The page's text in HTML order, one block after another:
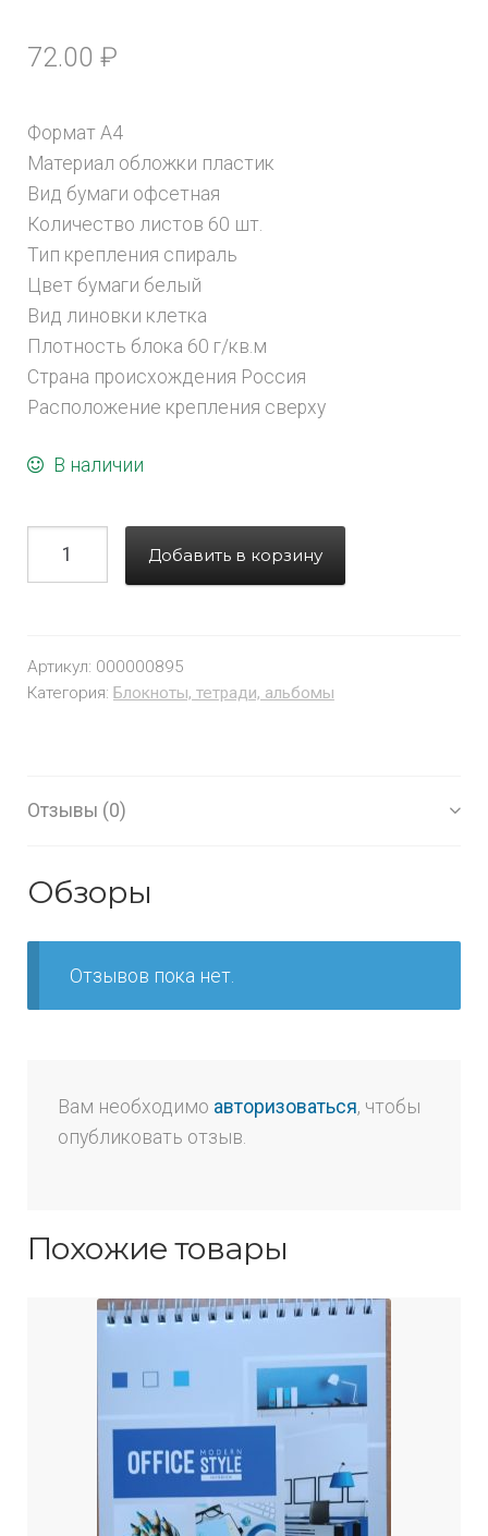
72.00 ₽
Формат А4
Материал обложки пластик
Вид бумаги офсетная
Количество листов 60 шт.
Тип крепления спираль
Цвет бумаги белый
Вид линовки клетка
Плотность блока 60 г/кв.м
Страна происхождения Россия
Расположение крепления сверху
В наличии
Добавить в корзину
Артикул: 000000895
Категория: Блокноты, тетради, альбомы
Отзывы (0)
Обзоры
Отзывов пока нет.
Вам необходимо авторизоваться, чтобы
опубликовать отзыв.
Похожие товары